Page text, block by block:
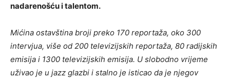
nadarenošću i talentom.
Mićina ostavština broji preko 170 reportaža, oko 300
intervjua, više od 200 televizijskih reportaža, 80 radijskih
emisija i 1300 televizijskih emisija. U slobodno vrijeme
uživao je u jazz glazbi i stalno je isticao da je njegov